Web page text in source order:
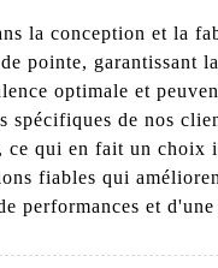
la conception et la
pointe, garantissant
optimale et
de nos
qui en fait un choix
fiables qui
performances et d'une